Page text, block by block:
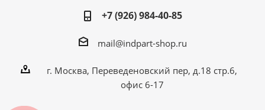
+7 (926) 984-40-85
mail@indpart-shop.ru
г. Москва, Переведеновский пер, д.18 стр.6,
офис 6-17